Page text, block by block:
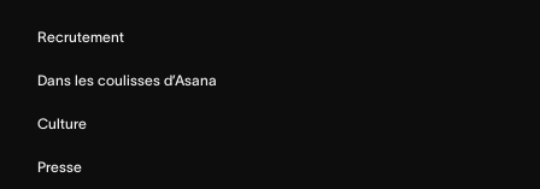
Recrutement
Dans les coulisses d’Asana
Culture
Presse